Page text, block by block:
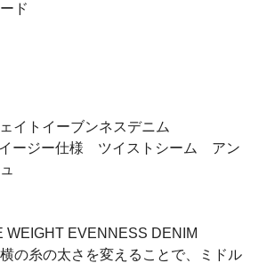
ド
イトイーブンネスデニム
イージー仕様 ツイストシーム アン
WEIGHT EVENNESS DENIM
の糸の太さを変えることで、ミドル